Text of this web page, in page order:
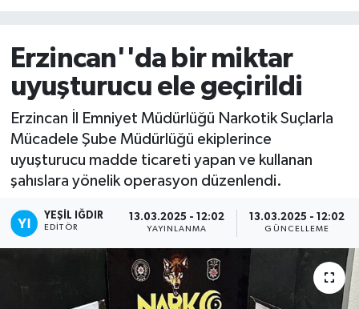
Erzincan''da bir miktar
uyuşturucu ele geçirildi
Erzincan İl Emniyet Müdürlüğü Narkotik Suçlarla
Mücadele Şube Müdürlüğü ekiplerince
uyuşturucu madde ticareti yapan ve kullanan
şahıslara yönelik operasyon düzenlendi.
YEŞIL IĞDIR
EDITÖR
13.03.2025 - 12:02
YAYINLANMA
13.03.2025 - 12:02
GÜNCELLEME
Son Dakika Haberleri
Haber Arşivi